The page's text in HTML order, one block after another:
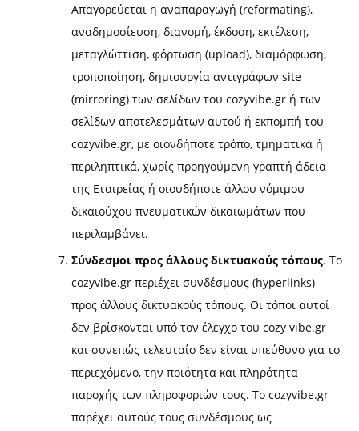
Απαγορεύεται η αναπαραγωγή (reformating),
αναδημοσίευση, διανομή, έκδοση, εκτέλεση,
μεταγλώττιση, φόρτωση (upload), διαμόρφωση,
τροποποίηση, δημιουργία αντιγράφων site
(mirroring) των σελίδων του cozyvibe.gr ή των
σελίδων αποτελεσμάτων αυτού ή εκπομπή του
cozyvibe.gr, με οιονδήποτε τρόπο, τμηματικά ή
περιληπτικά, χωρίς προηγούμενη γραπτή άδεια
της Εταιρείας ή οιουδήποτε άλλου νόμιμου
δικαιούχου πνευματικών δικαιωμάτων που
περιλαμβάνει.
Σύνδεσμοι προς άλλους δικτυακούς τόπους. Το
cozyvibe.gr περιέχει συνδέσμους (hyperlinks)
προς άλλους δικτυακούς τόπους. Οι τόποι αυτοί
δεν βρίσκονται υπό τον έλεγχο του cozy vibe.gr
και συνεπώς τελευταίο δεν είναι υπεύθυνο για το
περιεχόμενο, την ποιότητα και πληρότητα
παροχής των πληροφοριών τους. Το cozyvibe.gr
παρέχει αυτούς τους συνδέσμους ως